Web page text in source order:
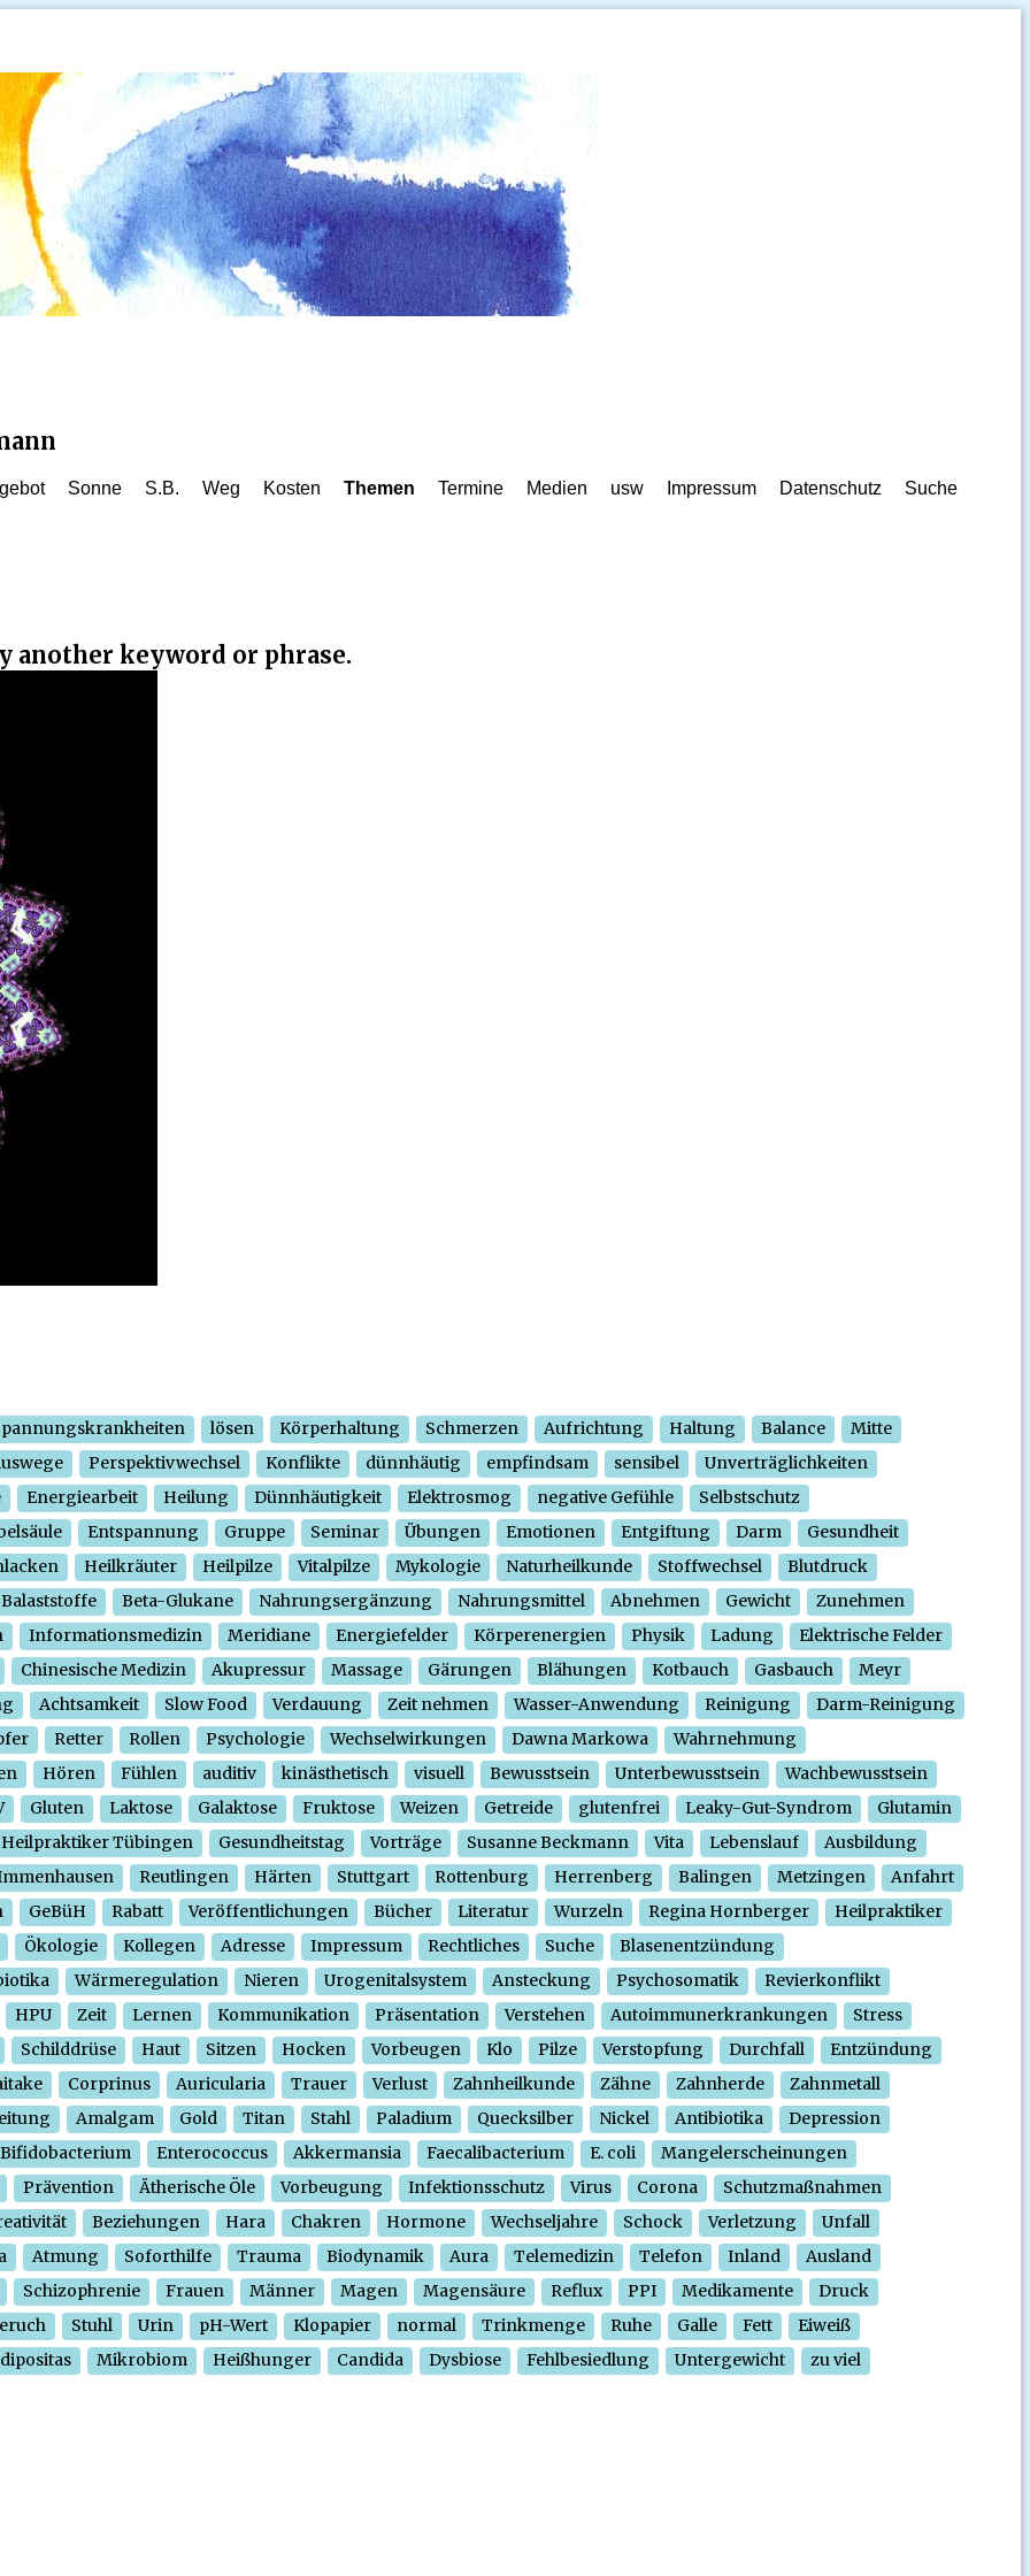
Sonne S.B. Weg Kosten Themen Termine Medien usw Impressum Datenschutz Suche
another keyword or phrase.
lösen Körperhaltung Schmerzen Aufrichtung Haltung Balance
Mitte
Perspektivwechsel Konflikte dünnhäutig empfindsam sensibel
Unverträglichkeiten
Energiearbeit Heilung Dünnhäutigkeit Elektrosmog negative Gefühle
Selbstschutz
Entspannung Gruppe Seminar Übungen Emotionen Entgiftung Darm
Gesundheit
Heilkräuter Heilpilze Vitalpilze Mykologie Naturheilkunde Stoffwechsel
Blutdruck
Balaststoffe
Beta-Glukane Nahrungsergänzung Nahrungsmittel Abnehmen Gewicht
Zunehmen
Informationsmedizin Meridiane Energiefelder Körperenergien Physik Ladung
Elektrische Felder
Chinesische Medizin
Akupressur Massage Gärungen Blähungen Kotbauch Gasbauch
Meyr
Achtsamkeit Slow Food Verdauung Zeit nehmen Wasser-Anwendung Reinigung
Darm-Reinigung
Retter Rollen Psychologie Wechselwirkungen Dawna Markowa
Wahrnehmung
Hören Fühlen auditiv kinästhetisch visuell Bewusstsein Unterbewusstsein
Wachbewusstsein
Gluten Laktose Galaktose Fruktose Weizen Getreide glutenfrei Leaky-Gut-Syndrom
Glutamin
Heilpraktiker Tübingen
Gesundheitstag Vorträge Susanne Beckmann Vita Lebenslauf
Ausbildung
Reutlingen Härten Stuttgart Rottenburg Herrenberg Balingen Metzingen
Anfahrt
GeBüH Rabatt Veröffentlichungen Bücher Literatur Wurzeln Regina Hornberger
Heilpraktiker
Ökologie
Kollegen Adresse Impressum Rechtliches Suche
Blasenentzündung
Wärmeregulation Nieren Urogenitalsystem Ansteckung Psychosomatik
Revierkonflikt
HPU
Zeit Lernen Kommunikation Präsentation Verstehen Autoimmunerkrankungen
Stress
Schilddrüse
Haut Sitzen Hocken Vorbeugen Klo Pilze Verstopfung Durchfall
Entzündung
Corprinus Auricularia Trauer Verlust Zahnheilkunde Zähne Zahnherde
Zahnmetall
Amalgam Gold Titan Stahl Paladium Quecksilber Nickel Antibiotika
Depression
Bifidobacterium
Enterococcus Akkermansia Faecalibacterium E. coli
Mangelerscheinungen
Prävention
Ätherische Öle Vorbeugung Infektionsschutz Virus Corona
Schutzmaßnahmen
Beziehungen Hara Chakren Hormone Wechseljahre Schock Verletzung
Unfall
Atmung Soforthilfe Trauma Biodynamik Aura Telemedizin Telefon Inland
Ausland
Schizophrenie
Frauen Männer Magen Magensäure Reflux PPI Medikamente
Druck
Stuhl Urin pH-Wert Klopapier normal Trinkmenge Ruhe Galle Fett
Eiweiß
Mikrobiom Heißhunger Candida Dysbiose Fehlbesiedlung Untergewicht zu viel